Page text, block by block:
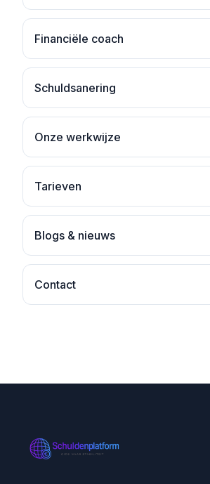
Financiële coach
Schuldsanering
Onze werkwijze
Tarieven
Blogs & nieuws
Contact